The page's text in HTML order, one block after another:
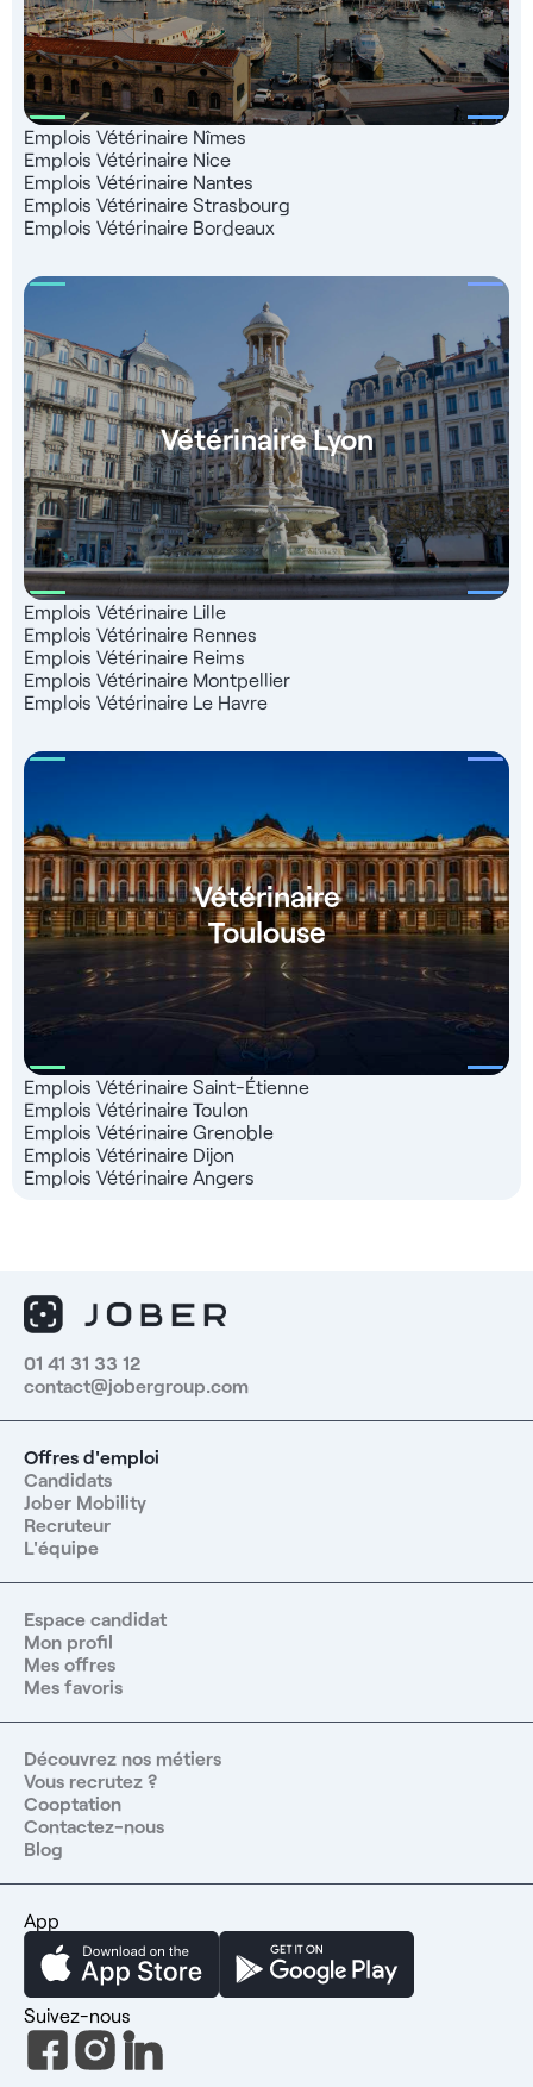
Emplois Vétérinaire Nîmes
Emplois Vétérinaire Nice
Emplois Vétérinaire Nantes
Emplois Vétérinaire Strasbourg
Emplois Vétérinaire Bordeaux
Vétérinaire Lyon
Emplois Vétérinaire Lille
Emplois Vétérinaire Rennes
Emplois Vétérinaire Reims
Emplois Vétérinaire Montpellier
Emplois Vétérinaire Le Havre
Vétérinaire
Toulouse
Emplois Vétérinaire Saint-Étienne
Emplois Vétérinaire Toulon
Emplois Vétérinaire Grenoble
Emplois Vétérinaire Dijon
Emplois Vétérinaire Angers
01 41 31 33 12
contact@jobergroup.com
Offres d'emploi
Candidats
Jober Mobility
Recruteur
L'équipe
Espace candidat
Mon profil
Mes offres
Mes favoris
Découvrez nos métiers
Vous recrutez ?
Cooptation
Contactez-nous
Blog
App
Suivez-nous